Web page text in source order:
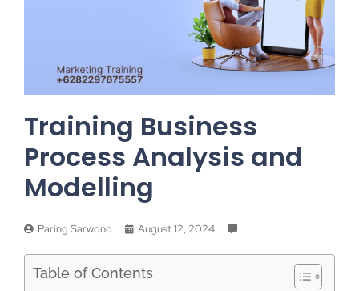
Training Business
Process Analysis and
Modelling
Paring Sarwono August 12, 2024
Table of Contents